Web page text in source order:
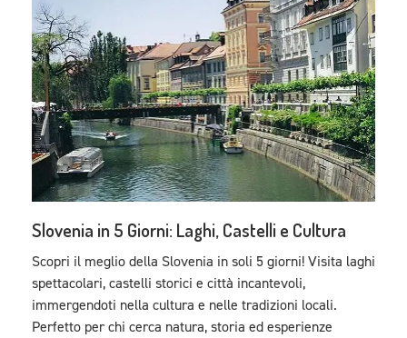
Slovenia in 5 Giorni: Laghi, Castelli e Cultura
Scopri il meglio della Slovenia in soli 5 giorni! Visita laghi
spettacolari, castelli storici e città incantevoli,
immergendoti nella cultura e nelle tradizioni locali.
Perfetto per chi cerca natura, storia ed esperienze